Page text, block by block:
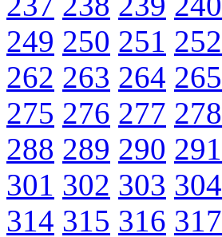
249 250 251 252
262 263 264 265
275 276 277 278
288 289 290 291
301 302 303 304
314 315 316 317